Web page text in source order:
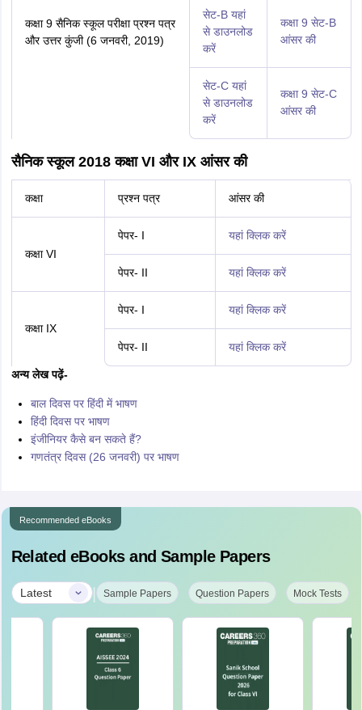
कक्षा 9 सैनिक स्कूल परीक्षा प्रश्न पत्र
और उत्तर कुंजी (6 जनवरी, 2019)
सेट-B यहां
से डाउनलोड
करें
कक्षा 9 सेट-B
आंसर की
सेट-C यहां
से डाउनलोड
करें
कक्षा 9 सेट-C
आंसर की
सैनिक स्कूल 2018 कक्षा VI और IX आंसर की
कक्षा प्रश्न पत्र आंसर की
कक्षा VI
पेपर- I यहां क्लिक करें
पेपर- II यहां क्लिक करें
कक्षा IX
पेपर- I यहां क्लिक करें
पेपर- II यहां क्लिक करें
अन्य लेख पढ़ें-
बाल दिवस पर हिंदी में भाषण
हिंदी दिवस पर भाषण
इंजीनियर कैसे बन सकते हैं?
गणतंत्र दिवस (26 जनवरी) पर भाषण
Recommended eBooks
Related eBooks and Sample Papers
Latest | Sample Papers Question Papers Mock Tests